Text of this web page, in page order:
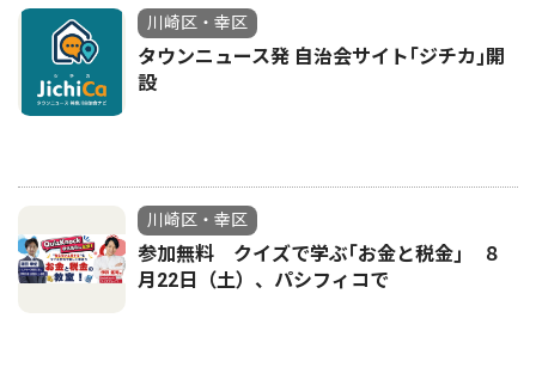
川崎区・幸区
タウンニュース発 自治会サイト｢ジチカ｣開
設
川崎区・幸区
参加無料 クイズで学ぶ｢お金と税金｣ ８
月22日（土）、パシフィコで